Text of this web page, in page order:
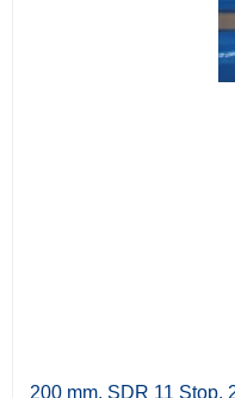
200 mm. SDR 11 Stop,